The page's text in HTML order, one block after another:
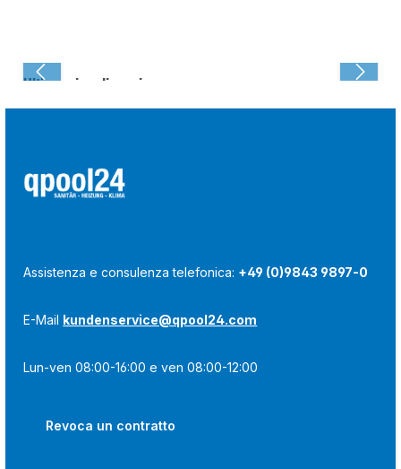
Ultima visualizzazione:
Assistenza e consulenza telefonica: +49 (0)9843 9897-0
E-Mail kundenservice@qpool24.com
Lun-ven 08:00-16:00 e ven 08:00-12:00
Revoca un contratto